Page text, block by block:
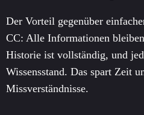
Der Vorteil gegenüber
CC: Alle Informationen
Historie ist vollständig, und
Wissensstand. Das spart Zeit
Missverständnisse.